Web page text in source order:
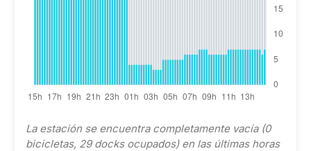
La estación se encuentra completamente vacía (0
bicicletas, 29 docks ocupados) en las últimas horas